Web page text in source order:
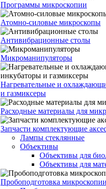
Программы микроскопии
Атомно-силовые микроскопы
Антивибрационные столы
Микроманипуляторы
Нагревательные и
и газмиксеры
Расходные материалы для
Запчасти комплектующие
Лампы стеклянные
Объективы
Объективы для
Объективы для
Пробоподготовка микроскопии